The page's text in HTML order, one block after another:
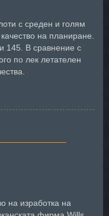
с среден и голям
на планиране.
145. В сравнение с
по лек летателен
на изработка на